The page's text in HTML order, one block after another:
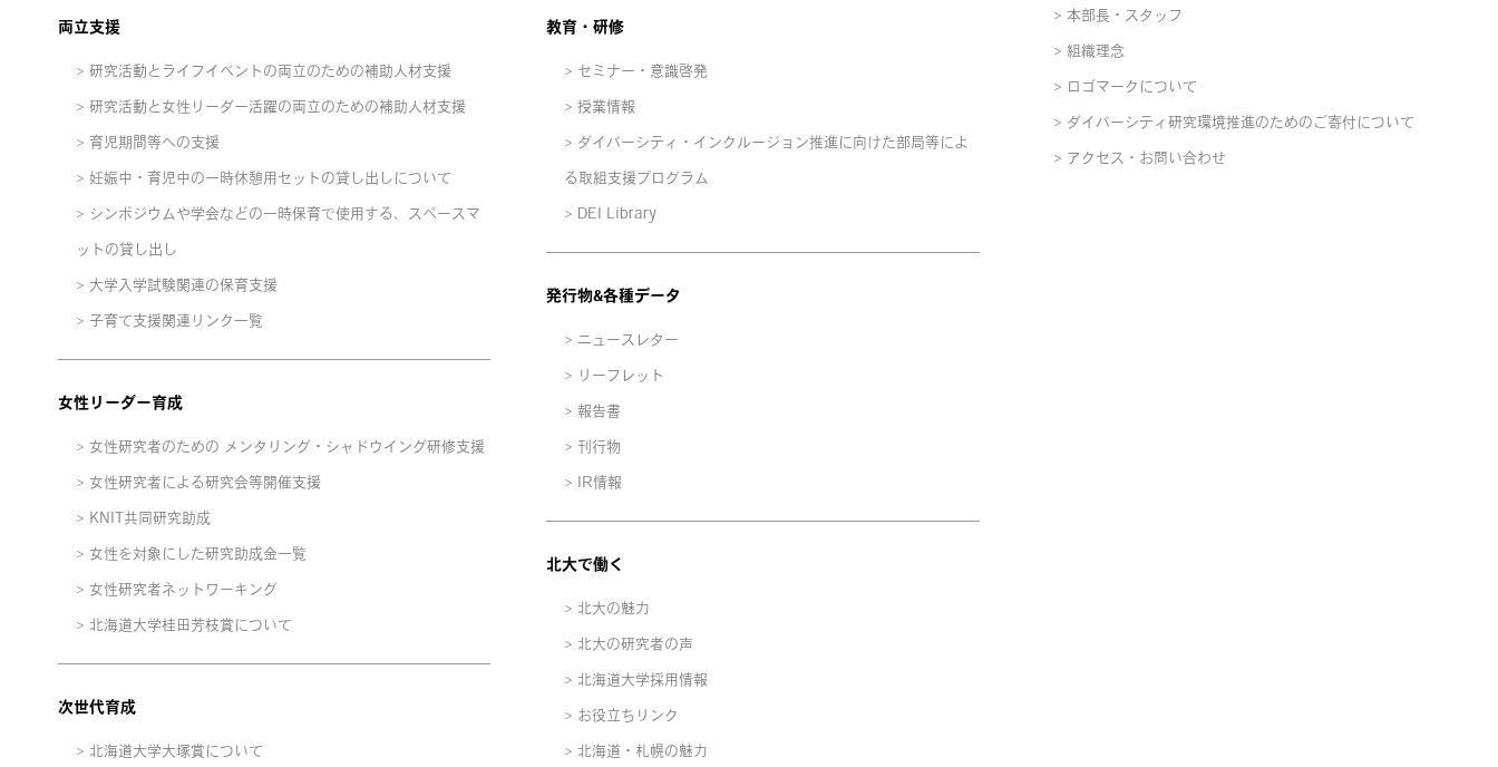
両立支援
研究活動とライフイベントの両立のための補助人材支援
研究活動と女性リーダー活躍の両立のための補助人材支援
育児期間等への支援
妊娠中・育児中の一時休憩用セットの貸し出しについて
シンポジウムや学会などの一時保育で使用する、スペースマ
ットの貸し出し
大学入学試験関連の保育支援
子育て支援関連リンク一覧
女性リーダー育成
女性研究者のための メンタリング・シャドウイング研修支援
女性研究者による研究会等開催支援
KNIT共同研究助成
女性を対象にした研究助成金一覧
女性研究者ネットワーキング
北海道大学桂田芳枝賞について
次世代育成
北海道大学大塚賞について
教育・研修
セミナー・意識啓発
授業情報
ダイバーシティ・インクルージョン推進に向けた部局等によ
る取組支援プログラム
DEI Library
発行物&各種データ
ニュースレター
リーフレット
報告書
刊行物
IR情報
北大で働く
北大の魅力
北大の研究者の声
北海道大学採用情報
お役立ちリンク
北海道・札幌の魅力
本部長・スタッフ
組織理念
ロゴマークについて
ダイバーシティ研究環境推進のためのご寄付について
アクセス・お問い合わせ